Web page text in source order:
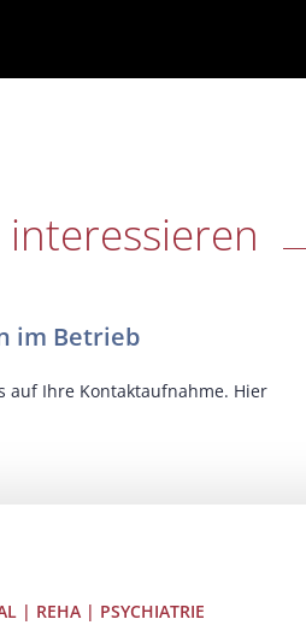
im Betrieb
auf Ihre Kontaktaufnahme. Hier
| REHA | PSYCHIATRIE